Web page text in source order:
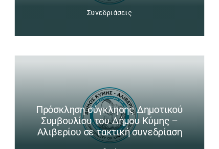
Συνεδριάσεις
Πρόσκληση σύγκλησης Δημοτικού
Συμβουλίου του Δήμου Κύμης –
Αλιβερίου σε τακτική συνεδρίαση